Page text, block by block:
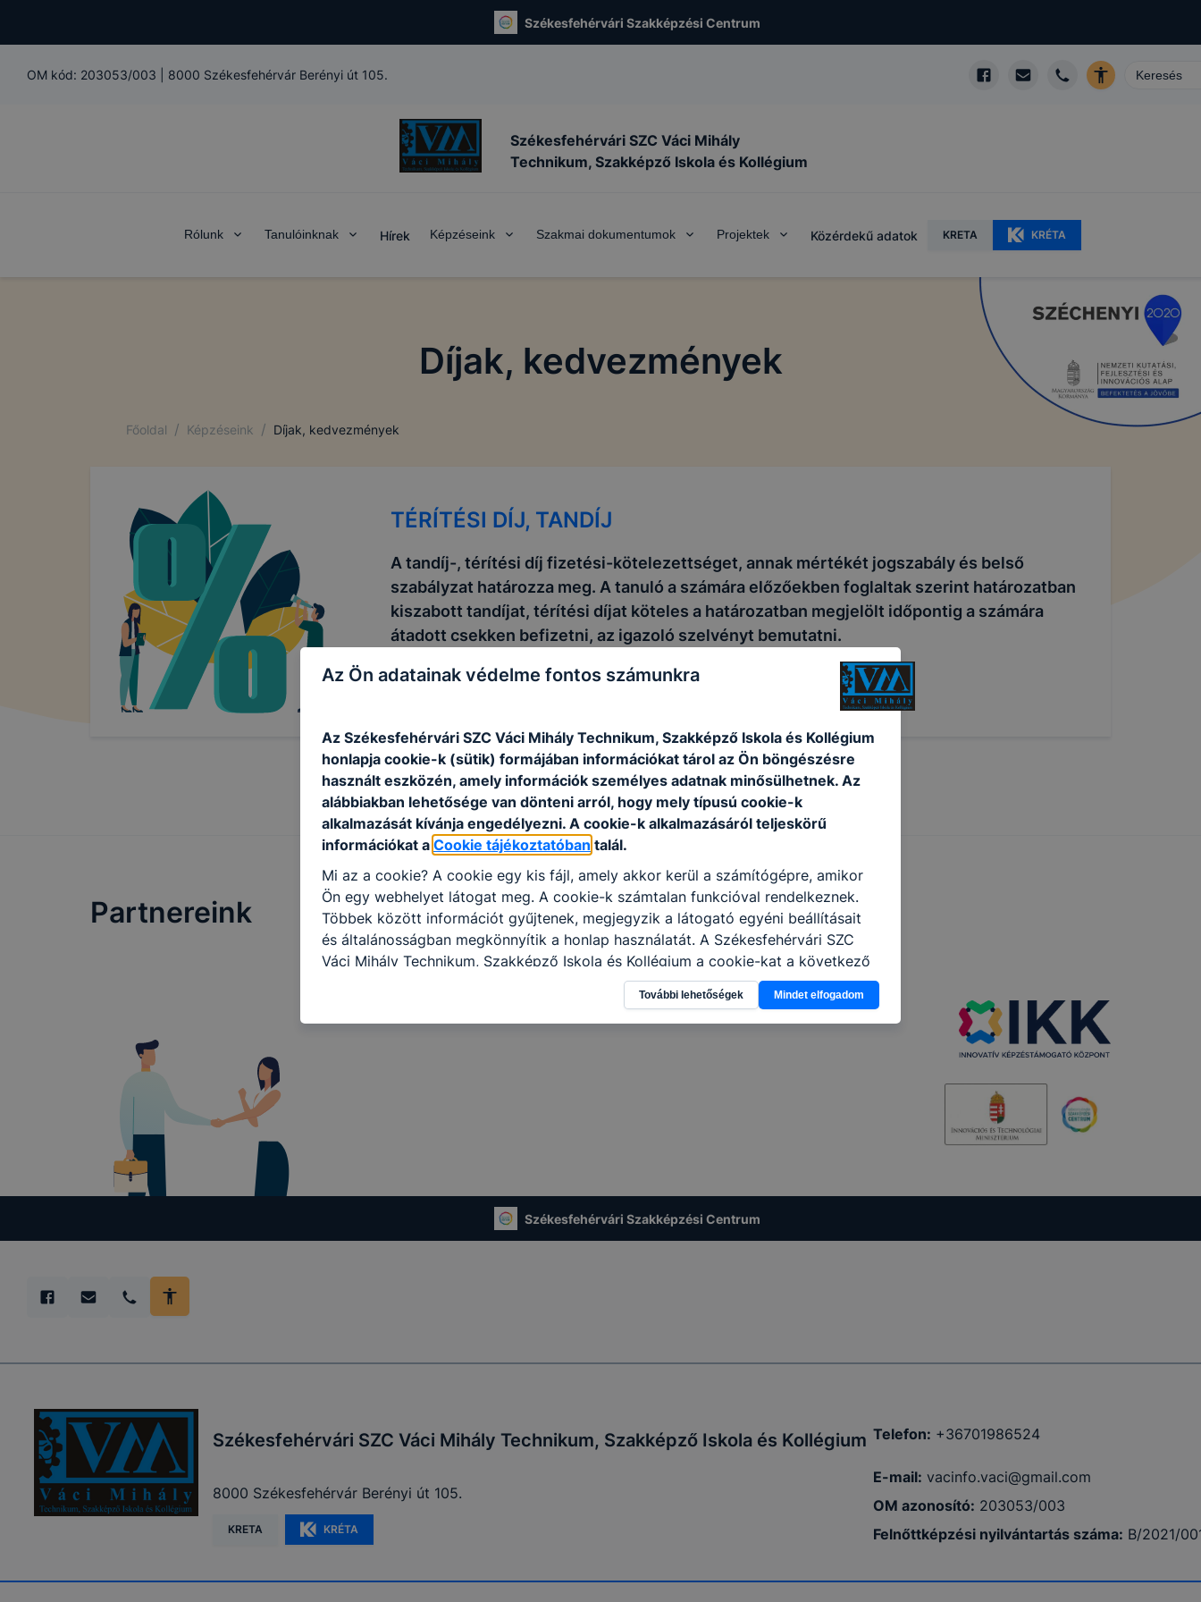
Székesfehérvári Szakképzési Centrum
OM kód: 203053/003 8000 Székesfehérvár Berényi út 105.
Székesfehérvári SZC Váci Mihály
Technikum, Szakképző Iskola és Kollégium
Rólunk Tanulóinknak Hírek Képzéseink Szakmai dokumentumok Projektek Közérdekű adatok KRETA KRÉTA
Díjak, kedvezmények
Főoldal / Képzéseink / Díjak, kedvezmények
TÉRÍTÉSI DÍJ, TANDÍJ
A tandíj-, térítési díj fizetési-kötelezettséget, annak mértékét jogszabály és belső
szabályzat határozza meg. A tanuló a számára előzőekben foglaltak szerint határozatban
kiszabott tandíjat, térítési díjat köteles a határozatban megjelölt időpontig a számára
átadott csekken befizetni, az igazoló szelvényt bemutatni.
Partnereink
Székesfehérvári Szakképzési Centrum
Székesfehérvári SZC Váci Mihály Technikum, Szakképző Iskola és Kollégium
8000 Székesfehérvár Berényi út 105.
KRETA KRÉTA
Telefon: +36701986524
E-mail: vacinfo.vaci@gmail.com
OM azonosító: 203053/003
Felnőttképzési nyilvántartás száma: B/2021/
Az Ön adatainak védelme fontos számunkra
Az Székesfehérvári SZC Váci Mihály Technikum, Szakképző Iskola és Kollégium
honlapja cookie-k (sütik) formájában információkat tárol az Ön böngészésre
használt eszközén, amely információk személyes adatnak minősülhetnek. Az
alábbiakban lehetősége van dönteni arról, hogy mely típusú cookie-k
alkalmazását kívánja engedélyezni. A cookie-k alkalmazásáról teljeskörű
információkat a Cookie tájékoztatóban talál.
Mi az a cookie? A cookie egy kis fájl, amely akkor kerül a számítógépre, amikor
Ön egy webhelyet látogat meg. A cookie-k számtalan funkcióval rendelkeznek.
Többek között információt gyűjtenek, megjegyzik a látogató egyéni beállításait
és általánosságban megkönnyítik a honlap használatát. A Székesfehérvári SZC
Váci Mihály Technikum, Szakképző Iskola és Kollégium a cookie-kat a következő
célokból használja: információ gyűjtése azzal kapcsolatban, hogyan használja Ön
a honlapot -annak felmérésével, hogy a honlap melyik részeit látogatja, vagy
használja leginkább, így megtudhatjuk, hogyan biztosítsunk Önnek még jobb
előfordulhat, hogy felhasználóink nem lesznek képesek honlapunk funkcióinak
teljes körű használatára, vagy a honlap a tervezettől eltérően fog működni
böngészőjében.
További lehetőségek Mindet elfogadom